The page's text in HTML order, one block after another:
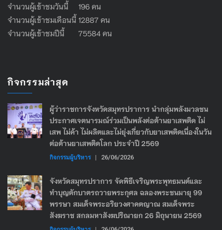
จำนวนผู้เข้าชมวันนี้ 196 คน
จำนวนผู้เข้าชมเดือนนี้ 12887 คน
จำนวนผู้เข้าชมปีนี้ 75584 คน
กิจกรรมล่าสุด
ผู้ว่าราชการจังหวัดสมุทรปราการ นำกลุ่มพลังมวลชน
ประกาศเจตนารมณ์ร่วมเป็นพลังต่อต้านยาเสพติด ไม่
เสพ ไม่ค้า ไม่ผลิตและไม่ยุ่งเกี่ยวกับยาเสพติดเนื่องในวัน
ต่อต้านยาเสพติดโลก ประจำปี 2569
กิจกรรมผู้บริหาร | 26/06/2026
จังหวัดสมุทรปราการ จัดพิธีเจริญพระพุทธมนต์และ
ทำบุญตักบาตรถวายพระกุศล ฉลองพระชนมายุ 99
พรรษา สมเด็จพระอริยวงศาคตญาณ สมเด็จพระ
สังฆราช สกลมหาสังฆปริณายก 26 มิถุนายน 2569